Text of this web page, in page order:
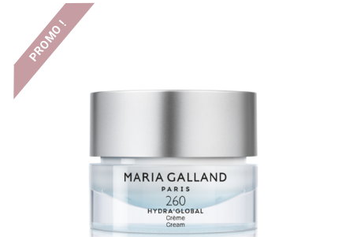
PROMO !